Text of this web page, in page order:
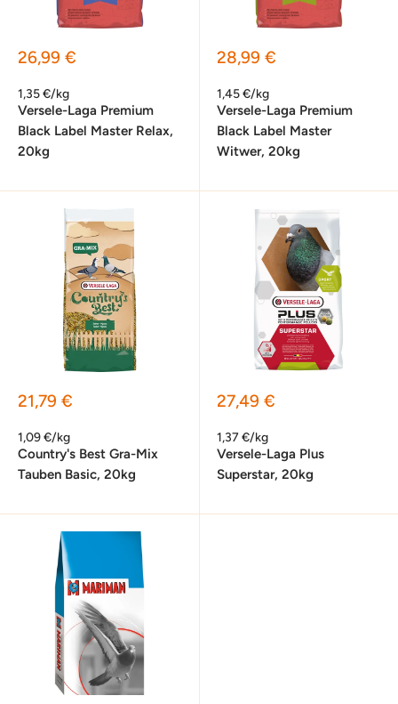
Sonderpreis
26,99 €
1,35 €/kg
Versele-Laga Premium
Black Label Master Relax,
20kg
Sonderpreis
28,99 €
1,45 €/kg
Versele-Laga Premium
Black Label Master
Witwer, 20kg
Sonderpreis
21,79 €
1,09 €/kg
Country's Best Gra-Mix
Tauben Basic, 20kg
Sonderpreis
27,49 €
1,37 €/kg
Versele-Laga Plus
Superstar, 20kg